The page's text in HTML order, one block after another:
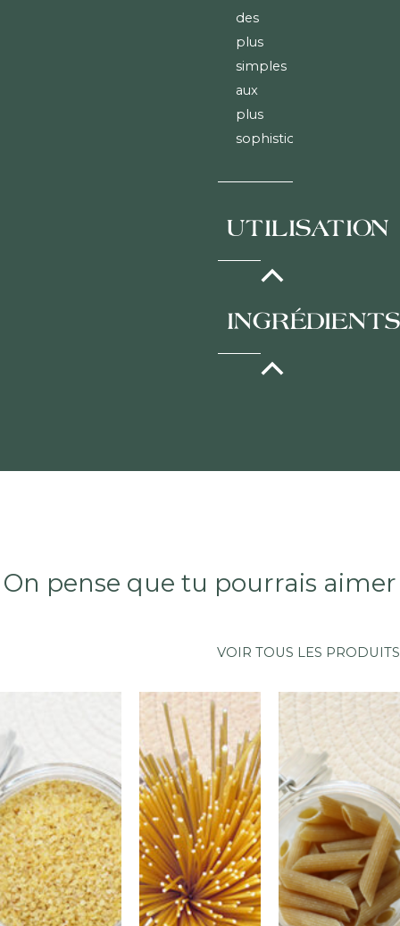
des
plus
simples
aux
plus
sophistiquées.
UTILISATION
conserver
INGRÉDIENTS
Biologique
Traces
possibles
:
ŒUFS,
SOJA
On pense que tu pourrais aimer
VOIR TOUS LES PRODUITS